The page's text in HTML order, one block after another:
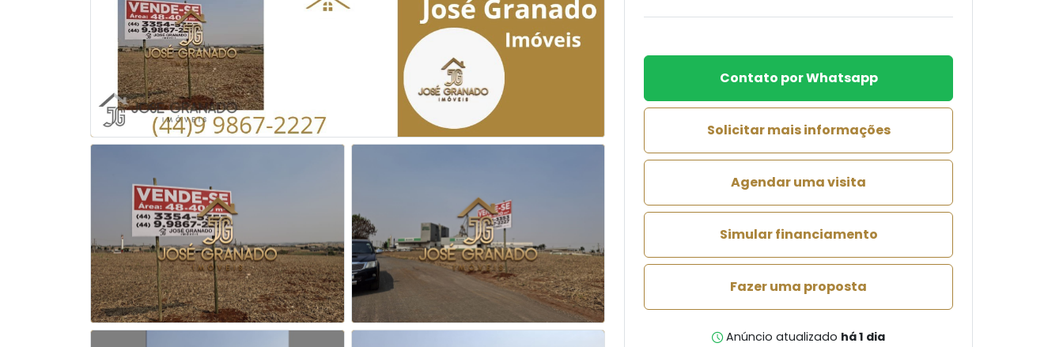
Contato por Whatsapp
Solicitar mais informações
Agendar uma visita
Simular financiamento
Fazer uma proposta
Anúncio atualizado há 1 dia